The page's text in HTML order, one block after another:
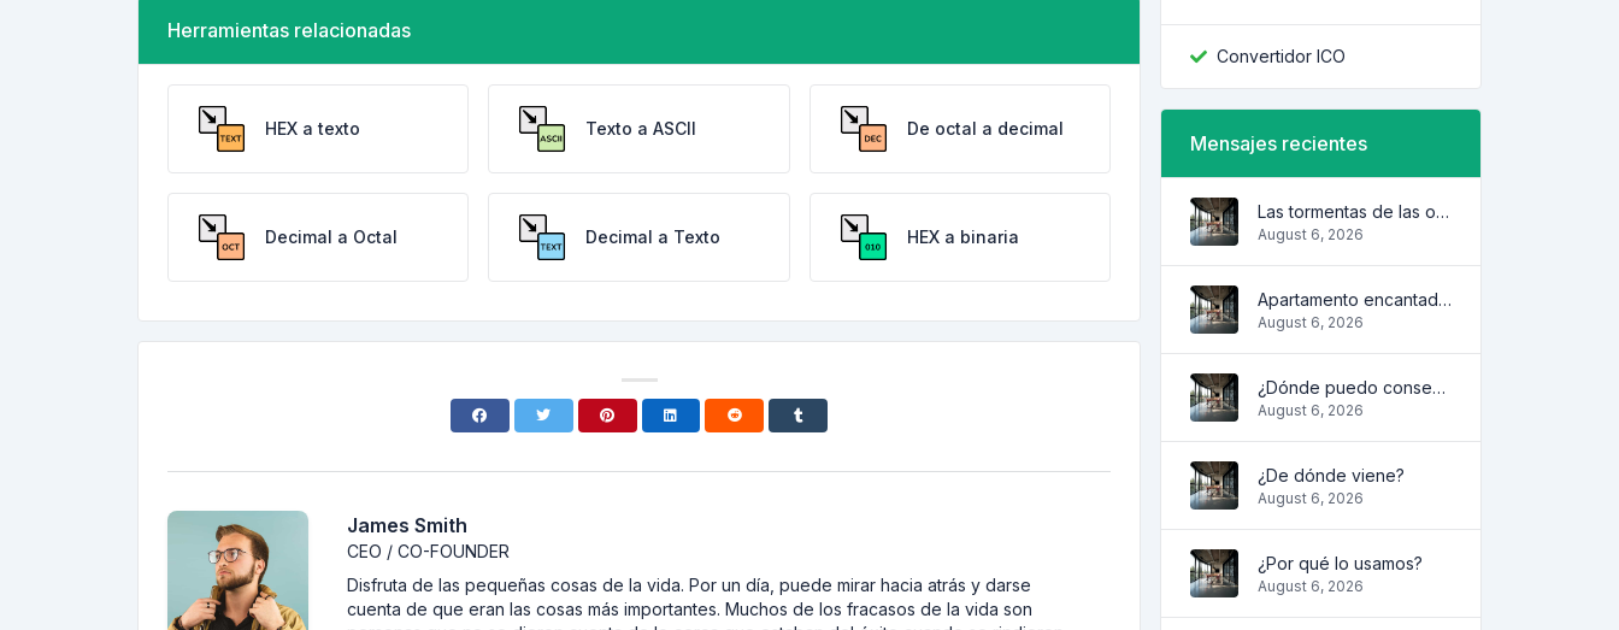
Herramientas relacionadas
HEX a texto Texto a ASCII De octal a decimal
Decimal a Octal Decimal a Texto HEX a binaria
James Smith
CEO / CO-FOUNDER
Disfruta de las pequeñas cosas de la vida. Por un día, puede mirar hacia atrás y darse
cuenta de que eran las cosas más importantes. Muchos de los fracasos de la vida son
Convertidor ICO
Mensajes recientes
Las tormentas de las olas
August 6, 2026
Apartamento encantador y acogedor
August 6, 2026
¿Dónde puedo conseguirlo?
August 6, 2026
¿De dónde viene?
August 6, 2026
¿Por qué lo usamos?
August 6, 2026